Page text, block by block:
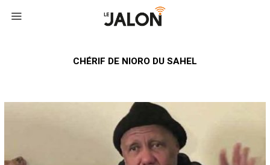
CHÉRIF DE NIORO DU SAHEL